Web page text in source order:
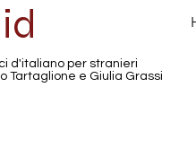
d'italiano per stranieri
Tartaglione e Giulia Grassi